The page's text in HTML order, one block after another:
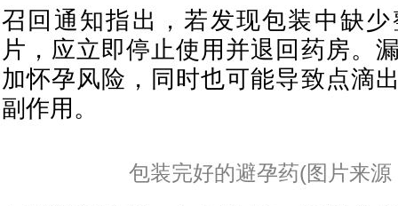
召回通知指出，若发现包装中缺
片，应立即停止使用并退回药房。
加怀孕风险，同时也可能导致点滴
副作用。
包装完好的避孕药(图片来源